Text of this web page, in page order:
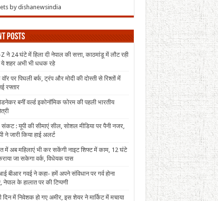
by dishanewsindia
Posts
ने 24 घंटे में हिला दी नेपाल की सत्ता, काठमांडू में लौट रही
ये शहर अभी भी धधक रहे
पर पिघली बर्फ, ट्रंप और मोदी की दोस्ती से रिश्तों में
रफ्तार
बनीं वर्ल्ड इकोनॉमिक फोरम की पहली भारतीय
संकट : यूपी की सीमाएं सील, सोशल मीडिया पर पैनी नजर,
ने जारी किया हाई अलर्ट
में अब महिलाएं भी कर सकेंगी नाइट शिफ्ट में काम, 12 घंटे
जा सकेगा वर्क, विधेयक पास
बीआर गवई ने कहा- हमें अपने संविधान पर गर्व होना
नेपाल के हालात पर की टिप्पणी
दिन में निवेशक हो गए अमीर, इस शेयर ने मार्किट में मचाया